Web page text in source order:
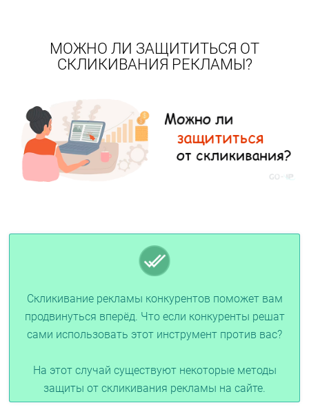
МОЖНО ЛИ ЗАЩИТИТЬСЯ ОТ
СКЛИКИВАНИЯ РЕКЛАМЫ?
Скликивание рекламы конкурентов поможет вам
продвинуться вперёд. Что если конкуренты решат
сами использовать этот инструмент против вас?
На этот случай существуют некоторые методы
защиты от скликивания рекламы на сайте.